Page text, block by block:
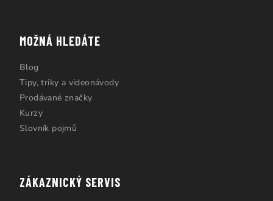
MOŽNÁ HLEDÁTE
Blog
Tipy, triky a videonávody
Prodávané značky
Kurzy
Slovník pojmů
ZÁKAZNICKÝ SERVIS